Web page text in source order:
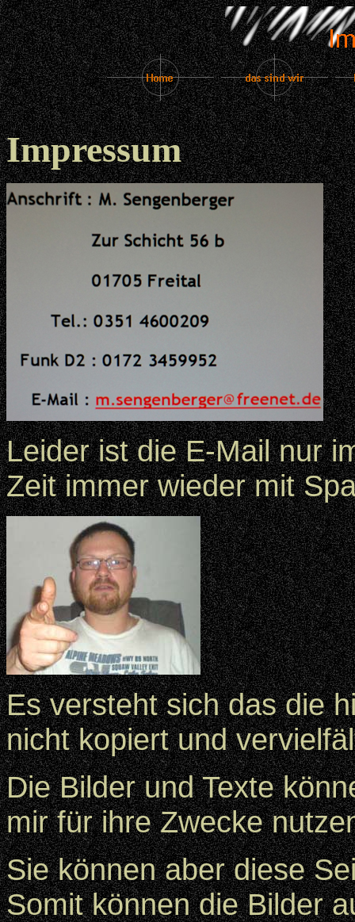
Impressum
Leider ist die E-Mail nur
Zeit immer wieder mit
Es versteht sich das die
nicht kopiert und
Die Bilder und Texte
mir für ihre Zwecke
Sie können aber diese
Somit können die Bilder